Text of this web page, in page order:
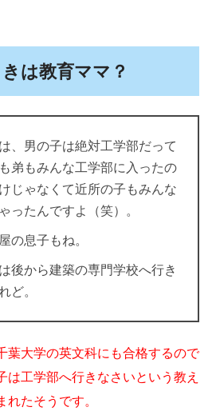
は教育ママ？
、男の子は絶対工学部だって
弟もみんな工学部に入ったの
じゃなくて近所の子もみんな
ったんですよ（笑）。
の息子もね。
後から建築の専門学校へ行き
ど。
葉大学の英文科にも合格するので
は工学部へ行きなさいという教え
れたそうです。